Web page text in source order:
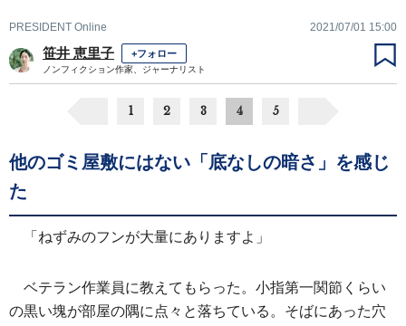
PRESIDENT Online 2021/07/01 15:00
笹井 恵里子 +フォロー
ノンフィクション作家、ジャーナリスト
1 2 3 4 5
他のゴミ屋敷にはない「底なしの暗さ」を感じ
た
「ねずみのフンが大量にありますよ」
ベテラン作業員に教えてもらった。小指第一関節くらい
の黒い塊が部屋の隅に点々と落ちている。そばにあった穴